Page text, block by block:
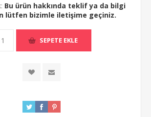
Bu ürün hakkında teklif ya da bilgi
lütfen bizimle iletişime geçiniz.